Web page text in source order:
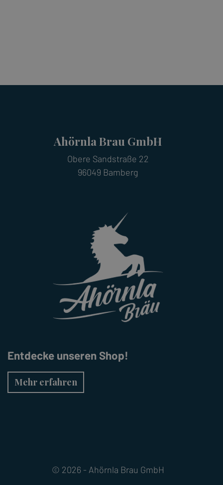
Ahörnla Brau GmbH
Obere Sandstraße 22
96049 Bamberg
Entdecke unseren Shop!
Mehr erfahren
© 2026 - Ahörnla Brau GmbH